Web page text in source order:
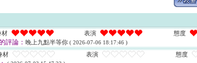
材 表演 態度
評論： 晚上九點半等你 ( 2026-07-06 18:17:46 )
材 表演 態度